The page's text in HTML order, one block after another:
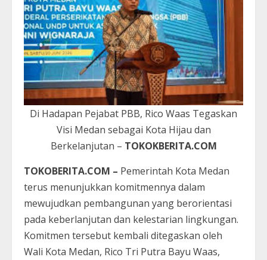
Di Hadapan Pejabat PBB, Rico Waas Tegaskan
Visi Medan sebagai Kota Hijau dan
Berkelanjutan – TOKOKBERITA.COM
TOKOBERITA.COM – Pemerintah Kota Medan
terus menunjukkan komitmennya dalam
mewujudkan pembangunan yang berorientasi
pada keberlanjutan dan kelestarian lingkungan.
Komitmen tersebut kembali ditegaskan oleh
Wali Kota Medan, Rico Tri Putra Bayu Waas,